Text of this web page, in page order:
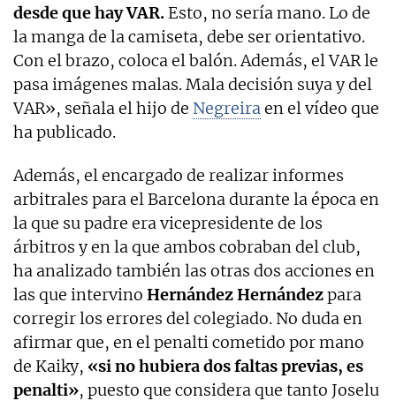
desde que hay VAR. Esto, no sería mano. Lo de
la manga de la camiseta, debe ser orientativo.
Con el brazo, coloca el balón. Además, el VAR le
pasa imágenes malas. Mala decisión suya y del
VAR», señala el hijo de Negreiraen el vídeo que
ha publicado.
Además, el encargado de realizar informes
arbitrales para el Barcelona durante la época en
la que su padre era vicepresidente de los
árbitros y en la que ambos cobraban del club,
ha analizado también las otras dos acciones en
las que intervino Hernández Hernándezpara
corregir los errores del colegiado. No duda en
afirmar que, en el penalti cometido por mano
de Kaiky, «si no hubiera dos faltas previas, es
penalti», puesto que considera que tanto Joselu